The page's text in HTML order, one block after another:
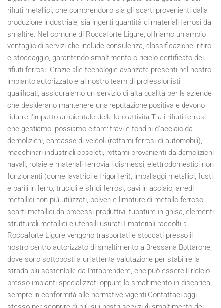
rifiuti metallici, che comprendono sia gli scarti provenienti dalla
produzione industriale, sia ingenti quantità di materiali ferrosi da
smaltire. Nel comune di Roccaforte Ligure, offriamo un ampio
ventaglio di servizi che include consulenza, classificazione, ritiro
e stoccaggio, garantendo smaltimento o riciclo certificato dei
rifiuti ferrosi. Grazie alle tecnologie avanzate presenti nel nostro
impianto autorizzato e al nostro team di professionisti
qualificati, assicuraiamo un servizio di alta qualità per le aziende
che desiderano mantenere una reputazione positiva e devono
ridurre l'impatto ambientale delle loro attività.Tra i rifiuti ferrosi
che gestiamo, possiamo citare: travi e tondini d'acciaio da
demolizioni, carcasse di veicoli (rottami ferrosi di automobili),
macchinari industriali obsoleti, rottami provenienti da demolizioni
navali, rotaie e materiali ferroviari dismessi, elettrodomestici non
funzionanti (come lavatrici e frigoriferi), imballaggi metallici, fusti
e barili in ferro, trucioli e sfridi ferrosi, cavi in acciaio, arredi
metallici non più utilizzati, polveri e limature di metallo ferroso,
scarti metallici da processi produttivi, tubature in ghisa, elementi
strutturali metallici e utensili usurati.I materiali raccolti a
Roccaforte Ligure vengono trasportati e stoccati presso il
nostro centro autorizzato di smaltimento a Bressana Bottarone,
dove sono sottoposti a un'attenta valutazione per stabilire la
strada più sostenibile da intraprendere, che può essere il riciclo
presso impianti specializzati oppure lo smaltimento in discarica,
sempre in conformità alle normative vigenti.Contattaci oggi